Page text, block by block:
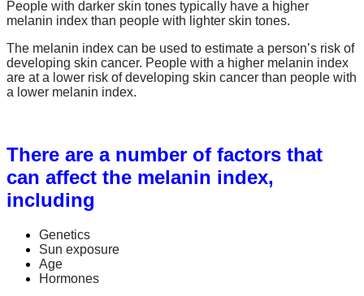
People with darker skin tones typically have a higher
melanin index than people with lighter skin tones.
The melanin index can be used to estimate a person’s risk of
developing skin cancer. People with a higher melanin index
are at a lower risk of developing skin cancer than people with
a lower melanin index.
There are a number of factors that
can affect the melanin index,
including
Genetics
Sun exposure
Age
Hormones